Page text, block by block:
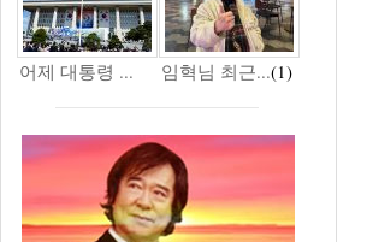
어제 대통령 ... 임혁님 최근...(1)